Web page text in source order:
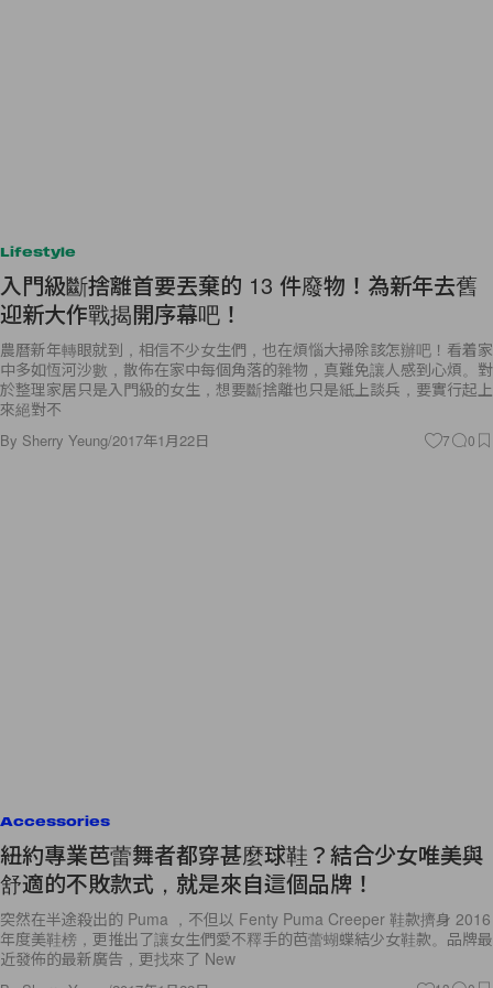
Lifestyle
入門級斷捨離首要丟棄的 13 件廢物！為新年去舊
迎新大作戰揭開序幕吧！
農曆新年轉眼就到，相信不少女生們，也在煩惱大掃除該怎辦吧！看着家
中多如恆河沙數，散佈在家中每個角落的雜物，真難免讓人感到心煩。對
於整理家居只是入門級的女生，想要斷捨離也只是紙上談兵，要實行起上
來絕對不
By Sherry Yeung/2017年1月22日 7 0
Accessories
紐約專業芭蕾舞者都穿甚麼球鞋？結合少女唯美與
舒適的不敗款式，就是來自這個品牌！
突然在半途殺出的 Puma ，不但以 Fenty Puma Creeper 鞋款擠身 2016
年度美鞋榜，更推出了讓女生們愛不釋手的芭蕾蝴蝶結少女鞋款。品牌最
近發佈的最新廣告，更找來了 New